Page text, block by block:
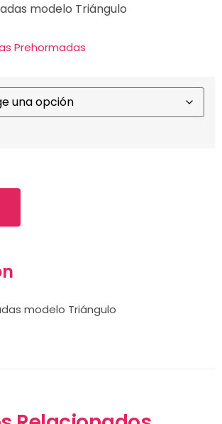
modelo Triángulo
Prehormadas
modelo Triángulo